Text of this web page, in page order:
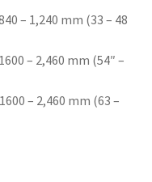
– 1,240 mm (33 – 48
– 2,460 mm (54″ –
– 2,460 mm (63 –